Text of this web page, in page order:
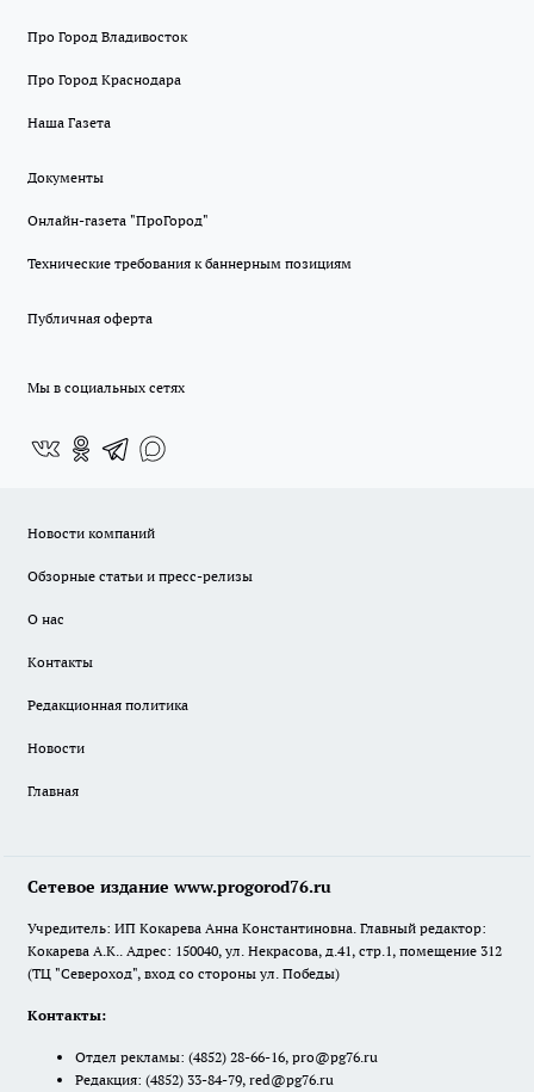
Про Город Владивосток
Про Город Краснодара
Наша Газета
Документы
Онлайн-газета "ПроГород"
Технические требования к баннерным позициям
Публичная оферта
Мы в социальных сетях
Новости компаний
Обзорные статьи и пресс-релизы
О нас
Контакты
Редакционная политика
Новости
Главная
Сетевое издание www.progorod76.ru
Учредитель: ИП Кокарева Анна Константиновна. Главный редактор:
Кокарева А.К.. Адрес: 150040, ул. Некрасова, д.41, стр.1, помещение 312
(ТЦ "Североход", вход со стороны ул. Победы)
Контакты:
Отдел рекламы: (4852) 28-66-16, pro@pg76.ru
Редакция: (4852) 33-84-79, red@pg76.ru